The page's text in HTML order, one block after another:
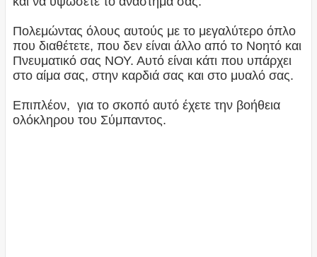
Πολεμώντας όλους αυτούς με το μεγαλύτερο όπλο
που διαθέτετε, που δεν είναι άλλο από το Νοητό και
Πνευματικό σας ΝΟΥ. Αυτό είναι κάτι που υπάρχει
στο αίμα σας, στην καρδιά σας και στο μυαλό σας.
Επιπλέον, για το σκοπό αυτό έχετε την βοήθεια
ολόκληρου του Σύμπαντος.